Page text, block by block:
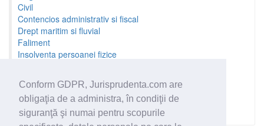
Conform GDPR, Jurisprudenta.com are
obligaţia de a administra, în condiţii de
siguranţă şi numai pentru scopurile
Civil
Contencios administrativ si fiscal
Drept maritim si fluvial
Faliment
Insolventa persoanei fizice
Minori si familie
Penal
Proprietate Intelectuala